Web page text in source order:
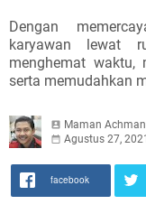
Dengan
karyawan lewat
menghemat waktu,
serta memudahkan
Maman Achman
Agustus 27, 2021
facebook